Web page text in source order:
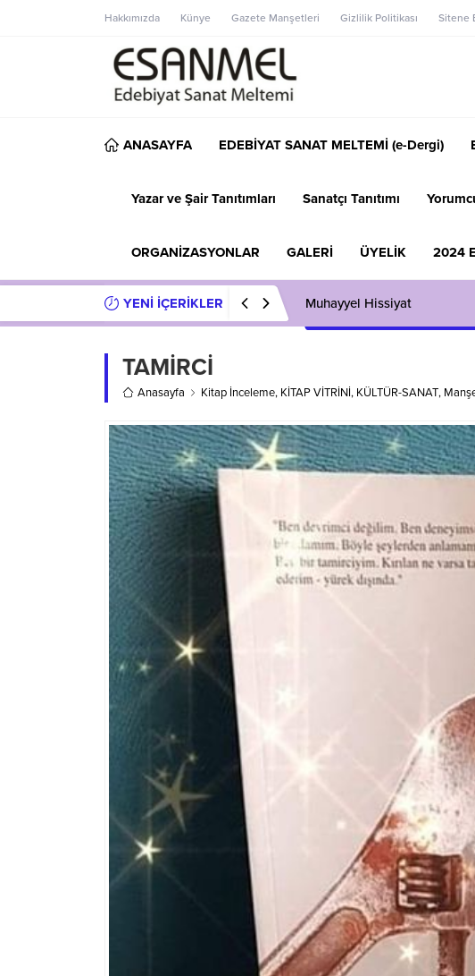
Hakkımızda Künye Gazete Manşetleri Gizlilik Politikası Sitene
ANASAYFA EDEBİYAT SANAT MELTEMİ (e-Dergi)
Yazar ve Şair Tanıtımları Sanatçı Tanıtımı
ORGANİZASYONLAR GALERİ ÜYELİK 2024
YENİ İÇERİKLER Muhayyel Hissiyat
TAMİRCİ
Anasayfa Kitap İnceleme, KİTAP VİTRİNİ, KÜLTÜR-SANAT,